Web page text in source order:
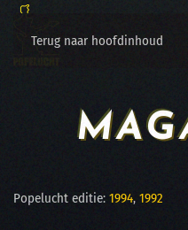
Terug naar hoofdinhoud
Popelucht editie: 1994, 1992